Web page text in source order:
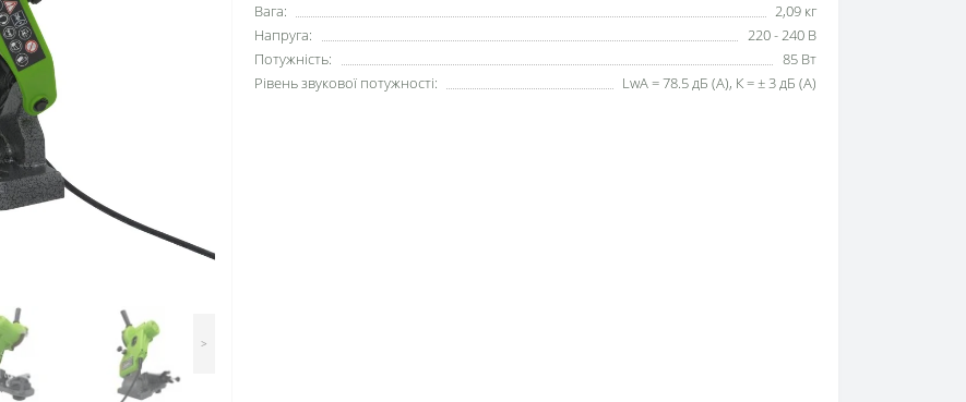
>
Вага:
2,09 кг
Напруга:
220 - 240 В
Потужність:
85 Вт
Рівень звукової потужності:
LwA = 78.5 дБ (А), К = ± 3 дБ (А)